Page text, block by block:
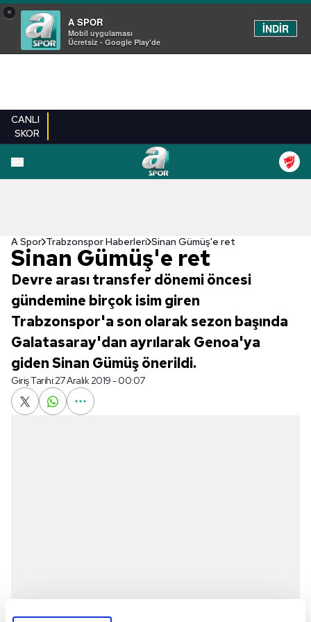
×
A SPOR
Mobil uygulaması
Ücretsiz - Google Play'de
İNDİR
CANLI
SKOR
A Spor Trabzonspor Haberleri Sinan Gümüş'e ret
Sinan Gümüş'e ret
Devre arası transfer dönemi öncesi
gündemine birçok isim giren
Trabzonspor'a son olarak sezon başında
Galatasaray'dan ayrılarak Genoa'ya
giden Sinan Gümüş önerildi.
Giriş Tarihi:27 Aralık 2019 - 00:07